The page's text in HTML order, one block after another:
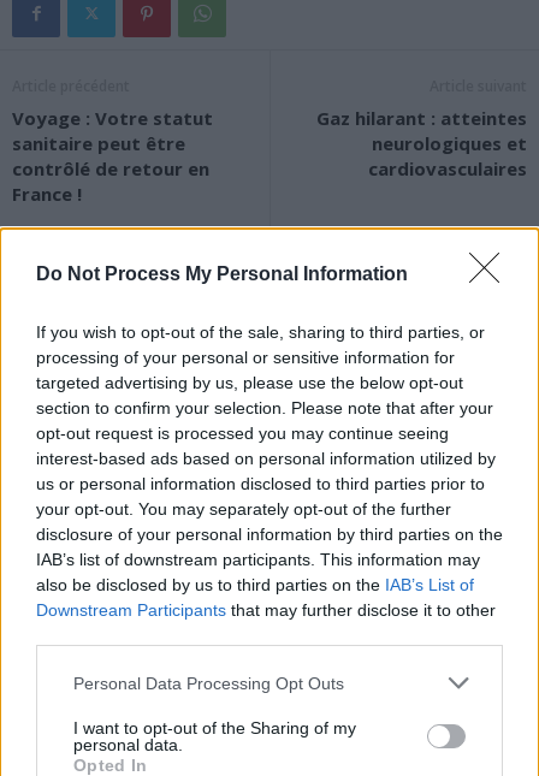
Do Not Process My Personal Information
If you wish to opt-out of the sale, sharing to third parties, or
processing of your personal or sensitive information for
targeted advertising by us, please use the below opt-out
section to confirm your selection. Please note that after your
opt-out request is processed you may continue seeing
interest-based ads based on personal information utilized by
us or personal information disclosed to third parties prior to
your opt-out. You may separately opt-out of the further
disclosure of your personal information by third parties on the
IAB’s list of downstream participants. This information may
also be disclosed by us to third parties on the IAB’s List of
Downstream Participants that may further disclose it to other
Personal Data Processing Opt Outs
I want to opt-out of the Sharing of my
personal data.
Opted In
Voyage : Votre statut
sanitaire peut être
contrôlé de retour en
France !
Gaz hilarant : atteintes
neurologiques et
cardiovasculaires
News Santé
https://news-sante.fr
ARTICLES CONNEXES PLUS DE L'AUTEUR
cardiologues pour
lunettes de sécurité
combattre le cancer